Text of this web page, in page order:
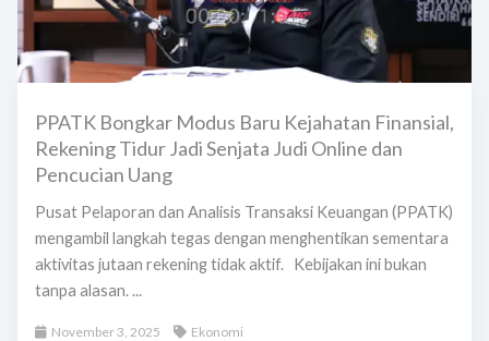
PPATK Bongkar Modus Baru Kejahatan Finansial,
Rekening Tidur Jadi Senjata Judi Online dan
Pencucian Uang
Pusat Pelaporan dan Analisis Transaksi Keuangan (PPATK)
mengambil langkah tegas dengan menghentikan sementara
aktivitas jutaan rekening tidak aktif. Kebijakan ini bukan
tanpa alasan. ...
November 3, 2025 Ekonomi